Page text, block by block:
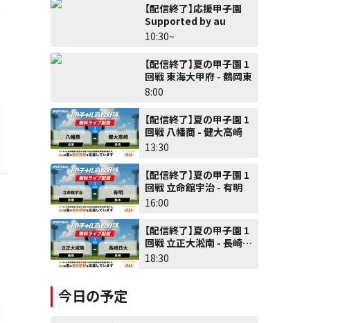
【配信終了】応援甲子園
Supported by au
10:30~
【配信終了】夏の甲子園 1
回戦 東海大甲府 - 鶴岡東
8:00
【配信終了】夏の甲子園 1
回戦 八幡商 - 健大高崎
13:30
【配信終了】夏の甲子園 1
回戦 立命館宇治 - 有明
16:00
【配信終了】夏の甲子園 1
回戦 立正大淞南 - 長崎日
大
18:30
今日の予定